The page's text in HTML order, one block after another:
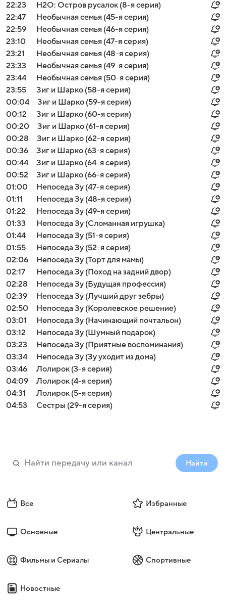
22:23
H2O: Остров русалок (8-я серия)
22:47
Необычная семья (45-я серия)
22:59
Необычная семья (46-я серия)
23:10
Необычная семья (47-я серия)
23:21
Необычная семья (48-я серия)
23:33
Необычная семья (49-я серия)
23:44
Необычная семья (50-я серия)
23:55
Зиг и Шарко (58-я серия)
00:04
Зиг и Шарко (59-я серия)
00:12
Зиг и Шарко (60-я серия)
00:20
Зиг и Шарко (61-я серия)
00:28
Зиг и Шарко (62-я серия)
00:36
Зиг и Шарко (63-я серия)
00:44
Зиг и Шарко (64-я серия)
00:52
Зиг и Шарко (66-я серия)
01:00
Непоседа Зу (47-я серия)
01:11
Непоседа Зу (48-я серия)
01:22
Непоседа Зу (49-я серия)
01:33
Непоседа Зу (Сломанная игрушка)
01:44
Непоседа Зу (51-я серия)
01:55
Непоседа Зу (52-я серия)
02:06
Непоседа Зу (Торт для мамы)
02:17
Непоседа Зу (Поход на задний двор)
02:28
Непоседа Зу (Будущая профессия)
02:39
Непоседа Зу (Лучший друг зебры)
02:50
Непоседа Зу (Королевское решение)
03:01
Непоседа Зу (Начинающий почтальон)
03:12
Непоседа Зу (Шумный подарок)
03:23
Непоседа Зу (Приятные воспоминания)
03:34
Непоседа Зу (Зу уходит из дома)
03:46
Лолирок (3-я серия)
04:09
Лолирок (4-я серия)
04:31
Лолирок (5-я серия)
04:53
Сестры (29-я серия)
Найти
Все Избранные
Основные Центральные
Фильмы и Сериалы Спортивные
Новостные